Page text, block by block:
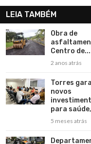
Assinar
Contato
Política de Privacidade
Rádio Maristela - Ao Vivo
ASSINE
Copyright 2026 – Todos os
LEIA TAMBÉM
Obra de
Centro de...
2 anos atrás
Torres
novos
para
5 meses atrás